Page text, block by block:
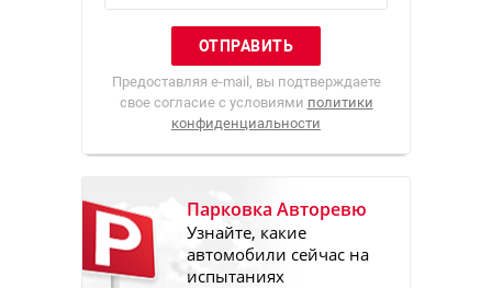
Предоставляя e-mail, вы подтверждаете
свое согласие с условиями политики
конфиденциальности
Парковка Авторевю
Узнайте, какие
автомобили сейчас на
испытаниях